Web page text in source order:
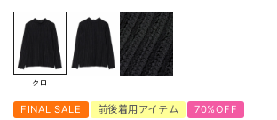
クロ
FINAL SALE 前後着用アイテム 70%OFF